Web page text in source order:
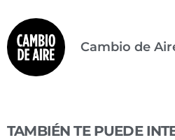
Cambio de
TAMBIÉN TE PUEDE